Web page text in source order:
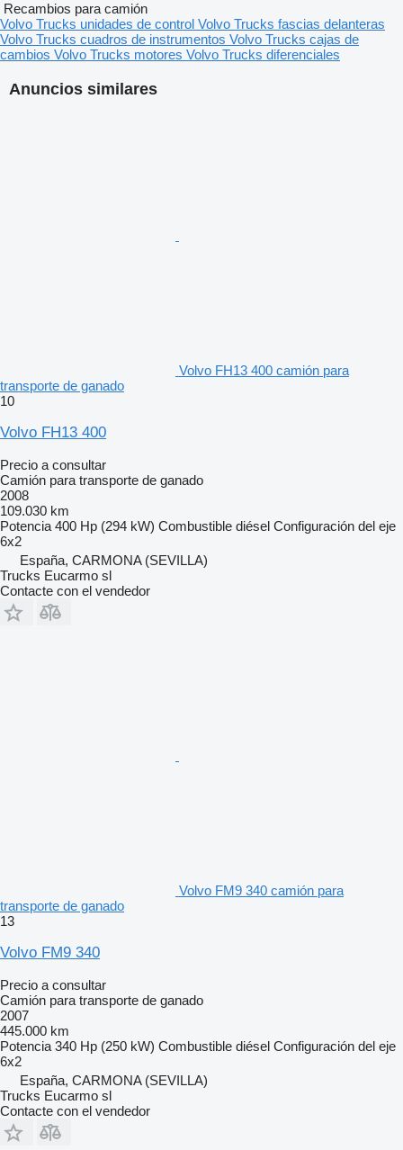
Anuncios similares
Volvo FH13 400 camión para
transporte de ganado
10
Volvo FH13 400
Precio a consultar
Camión para transporte de ganado
2008
109.030 km
Potencia 400 Hp (294 kW) Combustible diésel Configuración del eje
6x2
España, CARMONA (SEVILLA)
Trucks Eucarmo sl
Contacte con el vendedor
Volvo FM9 340 camión para
transporte de ganado
13
Volvo FM9 340
Precio a consultar
Camión para transporte de ganado
2007
445.000 km
Potencia 340 Hp (250 kW) Combustible diésel Configuración del eje
6x2
España, CARMONA (SEVILLA)
Trucks Eucarmo sl
Contacte con el vendedor
Recambios para camión
Volvo Trucks unidades de control Volvo Trucks fascias delanteras
Volvo Trucks cuadros de instrumentos Volvo Trucks cajas de
cambios Volvo Trucks motores Volvo Trucks diferenciales